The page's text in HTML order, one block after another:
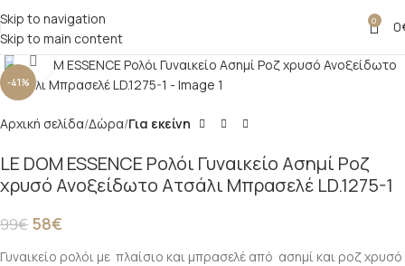
Skip to navigation
Skip to main content
0 0
-41%
Click to enlarge
Αρχική σελίδα Δώρα Για εκείνη
LE DOM ESSENCE Ρολόι Γυναικείο Ασημί Ροζ
χρυσό Ανοξείδωτο Ατσάλι Μπρασελέ LD.1275-1
99€ 58€
Γυναικείο ρολόι με πλαίσιο και μπρασελέ από ασημί και ροζ χρυσό